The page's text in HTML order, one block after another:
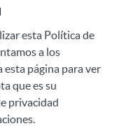
esta Política de
a los
página para ver
que es su
privacidad